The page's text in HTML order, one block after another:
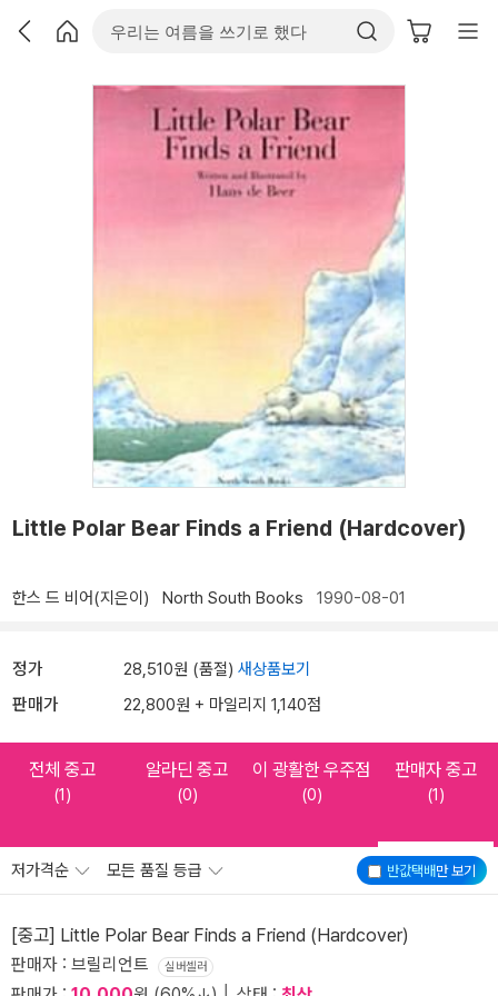
Little Polar Bear Finds a Friend (Hardcover)
한스 드 비어(지은이) North South Books 1990-08-01
정가 28,510원 (품절) 새상품보기
판매가 22,800원 + 마일리지 1,140점
전체 중고
(1)
알라딘 중고
(0)
이 광활한 우주점
(0)
판매자 중고
(1)
반값택배만 보기
저가격순 모든 품질 등급
[중고] Little Polar Bear Finds a Friend (Hardcover)
판매자 : 브릴리언트 실버셀러